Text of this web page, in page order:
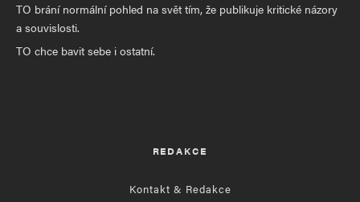
TO brání normální pohled na svět tím, že publikuje kritické názory
a souvislosti.
TO chce bavit sebe i ostatní.
REDAKCE
Kontakt & Redakce